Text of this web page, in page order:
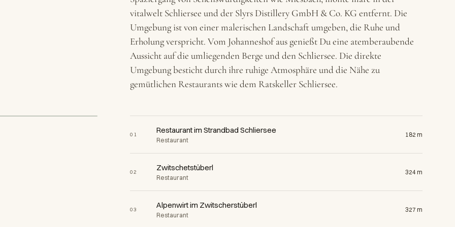
vitalwelt Schliersee und der Slyrs Distillery GmbH & Co. KG entfernt. Die
Umgebung ist von einer malerischen Landschaft umgeben, die Ruhe und
Erholung verspricht. Vom Johanneshof aus genießt Du eine atemberaubende
Aussicht auf die umliegenden Berge und den Schliersee. Die direkte
Umgebung besticht durch ihre ruhige Atmosphäre und die Nähe zu
gemütlichen Restaurants wie dem Ratskeller Schliersee.
01 Restaurant im Strandbad Schliersee
Restaurant
182 m
02 Zwitschetstüberl
Restaurant
324 m
03 Alpenwirt im Zwitscherstüberl
Restaurant
327 m